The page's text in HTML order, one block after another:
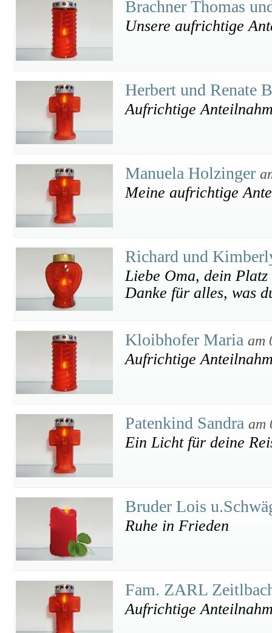
Brachner Thomas
Unsere aufrichtige
Herbert und Renate
Aufrichtige
Manuela Holzinger
Meine aufrichtige
Richard und
Liebe Oma, dein
Danke für alles, was
Kloibhofer Maria am
Aufrichtige
Patenkind Sandra am
Ein Licht für deine
Bruder Lois
Ruhe in Frieden
Fam. ZARL
Aufrichtige